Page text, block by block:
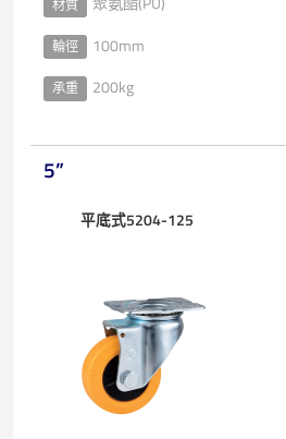
材質
輪徑 100mm
承重 200kg
5”
平底式5204-125